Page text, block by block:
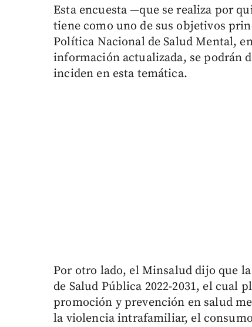
Esta encuesta —que se realiza por
tiene como uno de sus objetivos
Política Nacional de Salud Mental,
información actualizada, se podrán
inciden en esta temática.
Por otro lado, el Minsalud dijo que
de Salud Pública 2022-2031, el cual
promoción y prevención en salud
la violencia intrafamiliar, el